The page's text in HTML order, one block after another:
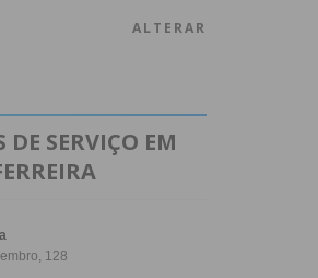
ALTERAR
DE SERVIÇO EM